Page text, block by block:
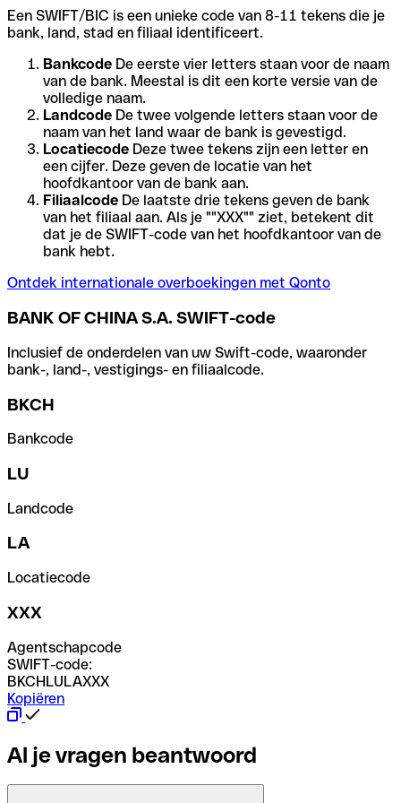
Een SWIFT/BIC is een unieke code van 8-11 tekens die je
bank, land, stad en filiaal identificeert.
Bankcode De eerste vier letters staan voor de naam
van de bank. Meestal is dit een korte versie van de
volledige naam.
Landcode De twee volgende letters staan voor de
naam van het land waar de bank is gevestigd.
Locatiecode Deze twee tekens zijn een letter en
een cijfer. Deze geven de locatie van het
hoofdkantoor van de bank aan.
Filiaalcode De laatste drie tekens geven de bank
van het filiaal aan. Als je ""XXX"" ziet, betekent dit
dat je de SWIFT-code van het hoofdkantoor van de
bank hebt.
Ontdek internationale overboekingen met Qonto
BANK OF CHINA S.A. SWIFT-code
Inclusief de onderdelen van uw Swift-code, waaronder
bank-, land-, vestigings- en filiaalcode.
BKCH
Bankcode
LU
Landcode
LA
Locatiecode
XXX
Agentschapcode
SWIFT-code:
BKCHLULAXXX
Kopiëren
Al je vragen beantwoord